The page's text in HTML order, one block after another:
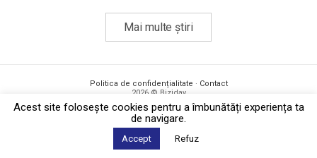
Mai multe știri
Politica de confidențialitate · Contact
2026 © Biziday
Acest site foloseşte cookies pentru a îmbunătăți experiența ta
de navigare.
Accept Refuz